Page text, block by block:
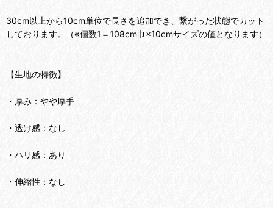
30cm以上から10cm単位で長さを追加でき、繋がった状態でカット
しております。（※個数1＝108cm巾×10cmサイズの値となります）
【生地の特徴】
・厚み：やや厚手
・透け感：なし
・ハリ感：あり
・伸縮性：なし